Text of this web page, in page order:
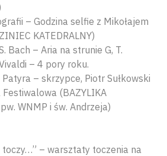
– Godzina selfie z Mikołajem
KATEDRALNY)
Bach – Aria na strunie G, T.
– 4 pory roku.
– skrzypce, Piotr Sułkowski
(BAZYLIKA
WNMP i św. Andrzeja)
toczy…” – warsztaty toczenia na